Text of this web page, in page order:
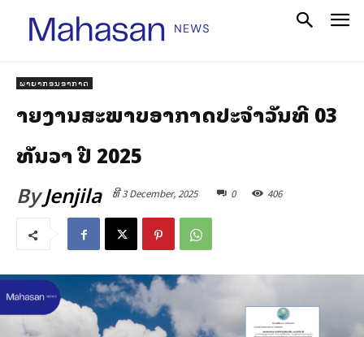
ພາຍາກອນອາກາດ
ລາຍງານສະພາບອາກາດປະຈໍາວັນທີ 03
ທັນວາ ປີ 2025
ByJenjila ທີ 3 December, 2025 0 406